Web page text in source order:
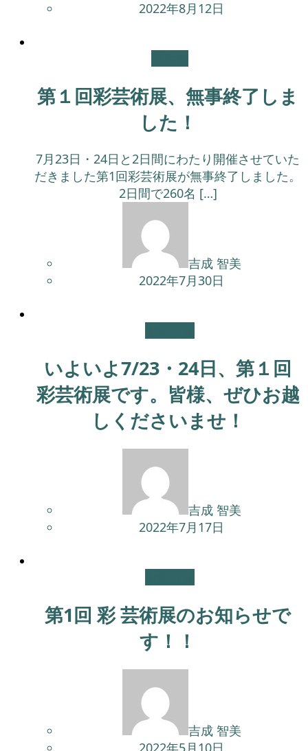
2022年8月12日
第１回彩芸術展、無事終了しま
した！
7月23日・24日と2日間にわたり開催させていた
だきました第1回彩芸術展が無事終了しました。
2日間で260名 […]
吉成 智美
2022年7月30日
いよいよ7/23・24日、第１回
彩芸術展です。皆様、ぜひお越
しくださいませ！
吉成 智美
2022年7月17日
第1回 彩 芸術展のお知らせで
す！！
吉成 智美
2022年5月10日